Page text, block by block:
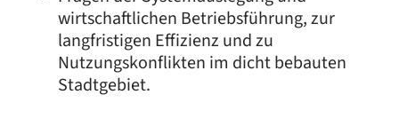
wirtschaftlichen Betriebsführung, zur
langfristigen Effizienz und zu
Nutzungskonflikten im dicht bebauten
Stadtgebiet.